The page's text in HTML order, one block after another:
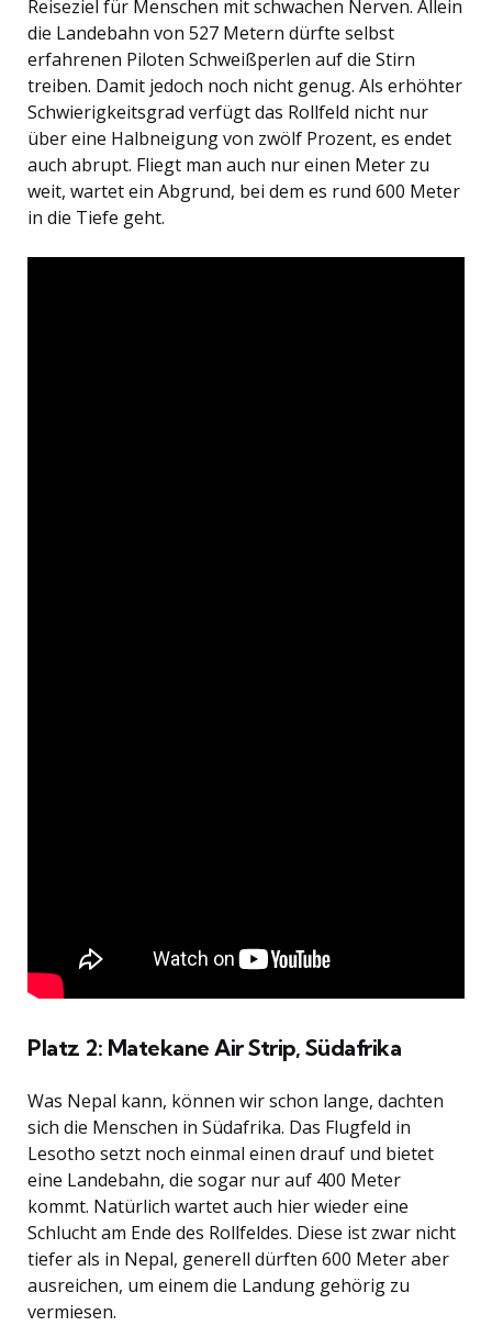
Reiseziel für Menschen mit schwachen Nerven. Allein
die Landebahn von 527 Metern dürfte selbst
erfahrenen Piloten Schweißperlen auf die Stirn
treiben. Damit jedoch noch nicht genug. Als erhöhter
Schwierigkeitsgrad verfügt das Rollfeld nicht nur
über eine Halbneigung von zwölf Prozent, es endet
auch abrupt. Fliegt man auch nur einen Meter zu
weit, wartet ein Abgrund, bei dem es rund 600 Meter
in die Tiefe geht.
Platz 2: Matekane Air Strip, Südafrika
Was Nepal kann, können wir schon lange, dachten
sich die Menschen in Südafrika. Das Flugfeld in
Lesotho setzt noch einmal einen drauf und bietet
eine Landebahn, die sogar nur auf 400 Meter
kommt. Natürlich wartet auch hier wieder eine
Schlucht am Ende des Rollfeldes. Diese ist zwar nicht
tiefer als in Nepal, generell dürften 600 Meter aber
ausreichen, um einem die Landung gehörig zu
vermiesen.